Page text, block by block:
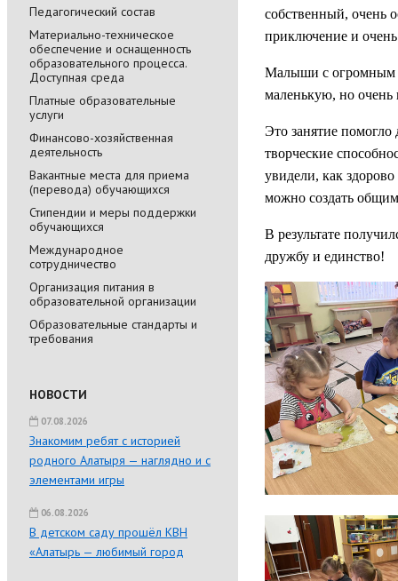
Педагогический состав
Материально-техническое
обеспечение и оснащенность
образовательного процесса.
Доступная среда
Платные образовательные
услуги
Финансово-хозяйственная
деятельность
Вакантные места для приема
(перевода) обучающихся
Стипендии и меры поддержки
обучающихся
Международное
сотрудничество
Организация питания в
образовательной организации
Образовательные стандарты и
требования
НОВОСТИ
07.08.2026
Знакомим ребят с историей
родного Алатыря — наглядно и с
элементами игры
06.08.2026
В детском саду прошёл КВН
«Алатырь — любимый город
собственный, очень
приключение и очень
Малыши с огромным
маленькую, но
Это занятие помогло
творческие
увидели, как
можно создать
В результате
дружбу и единство!